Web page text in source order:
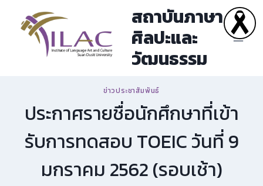
content
สถาบันภาษา
ศิลปะและ
วัฒนธรรม
ข่าวประชาสัมพันธ์
ประกาศรายชื่อนักศึกษาที่เข้า
รับการทดสอบ TOEIC วันที่ 9
มกราคม 2562 (รอบเช้า)